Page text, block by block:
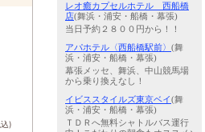
)
レオ癒カプセルホテル 西船橋
店(舞浜・浦安・船橋・幕張)
当日予約２８００円から！！
アパホテル〈西船橋駅前〉 (舞
浜・浦安・船橋・幕張)
幕張メッセ、舞浜、中山競馬場
から乗り換えなし！
イビススタイルズ東京ベイ(舞
浜・浦安・船橋・幕張)
ＴＤＲへ無料シャトルバス運行